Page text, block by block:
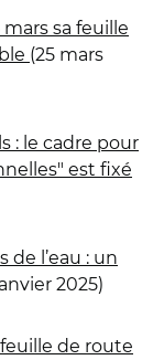
sa feuille
(25 mars
: le cadre pour
est fixé
de l’eau : un
2025)
de route